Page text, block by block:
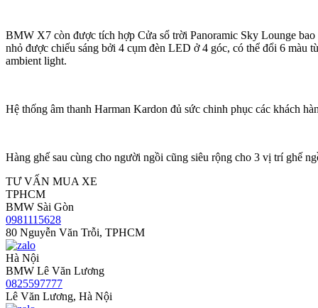
BMW X7 còn được tích hợp Cửa sổ trời Panoramic Sky Lounge bao
nhỏ được chiếu sáng bởi 4 cụm đèn LED ở 4 góc, có thể đổi 6 màu
ambient light.
Hệ thống âm thanh Harman Kardon đủ sức chinh phục các khách
Hàng ghế sau cùng cho người ngồi cũng siêu rộng cho 3 vị trí ghế
TƯ VẤN MUA XE
TPHCM
BMW Sài Gòn
0981115628
80 Nguyễn Văn Trỗi, TPHCM
Hà Nội
BMW Lê Văn Lương
0825597777
Lê Văn Lương, Hà Nội